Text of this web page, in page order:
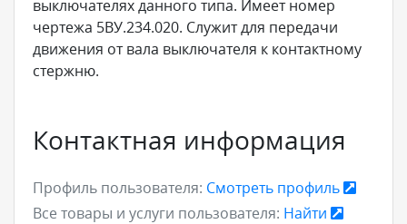
выключателях данного типа. Имеет номер
чертежа 5ВУ.234.020. Служит для передачи
движения от вала выключателя к контактному
стержню.
Контактная информация
Профиль пользователя: Смотреть профиль
Все товары и услуги пользователя: Найти